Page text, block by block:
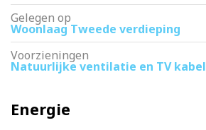
Gelegen op
Woonlaag Tweede verdieping
Voorzieningen
Natuurlijke ventilatie en TV kabel
Energie